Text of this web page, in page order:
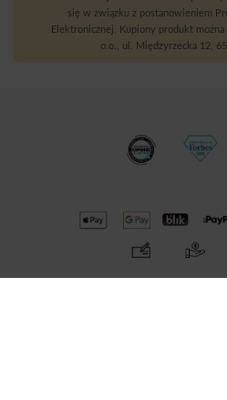
się w związku z postanowieniem
Elektronicznej. Kupiony produkt
o.o., ul. Międzyrzecka 12,